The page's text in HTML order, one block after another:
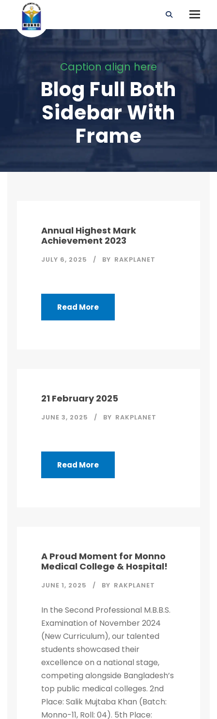
Caption align here
Blog Full Both
Sidebar With
Frame
Annual Highest Mark
Achievement 2023
JULY 6, 2025 BY RAKPLANET
Read More
21 February 2025
JUNE 3, 2025 BY RAKPLANET
Read More
A Proud Moment for Monno
Medical College & Hospital!
JUNE 1, 2025 BY RAKPLANET
In the Second Professional M.B.B.S.
Examination of November 2024
(New Curriculum), our talented
students showcased their
excellence on a national stage,
competing alongside Bangladesh’s
top public medical colleges. 2nd
Place: Salik Mujtaba Khan (Batch:
Monno-11, Roll: 04). 5th Place: